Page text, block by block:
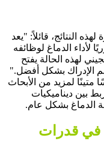
النتائج، قائلاً: "يعد
لأداء الدماغ لوظائفه
لهذه الحالة يفتح
الإدراكبشكل أفضل."
متينًا لمزيد من الأبحاث
بين ديناميكيات
الدماغ بشكل عام.
في قدرات